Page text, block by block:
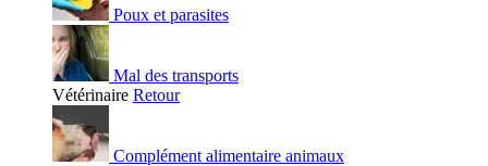
Poux et parasites
Mal des transports
Vétérinaire Retour
Complément alimentaire animaux